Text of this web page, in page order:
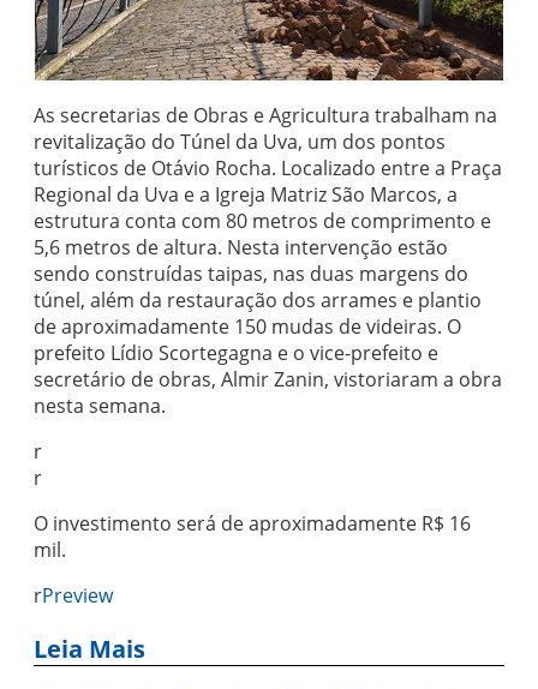
As secretarias de Obras e Agricultura trabalham na
revitalização do Túnel da Uva, um dos pontos
turísticos de Otávio Rocha. Localizado entre a Praça
Regional da Uva e a Igreja Matriz São Marcos, a
estrutura conta com 80 metros de comprimento e
5,6 metros de altura. Nesta intervenção estão
sendo construídas taipas, nas duas margens do
túnel, além da restauração dos arrames e plantio
de aproximadamente 150 mudas de videiras. O
prefeito Lídio Scortegagna e o vice-prefeito e
secretário de obras, Almir Zanin, vistoriaram a obra
nesta semana.
r
r
O investimento será de aproximadamente R$ 16
mil.
rPreview
Leia Mais